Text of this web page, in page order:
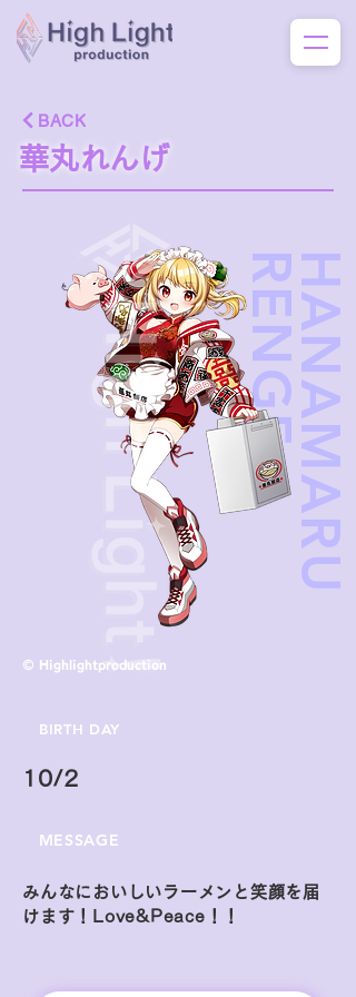
華丸れんげ
BACK
H
A
N
A
M
A
R
U
R
E
N
G
E
© Highlightproduction
BIRTH DAY
10/2
MESSAGE
みんなにおいしいラーメンと笑顔を届
けます！Love&Peace！！